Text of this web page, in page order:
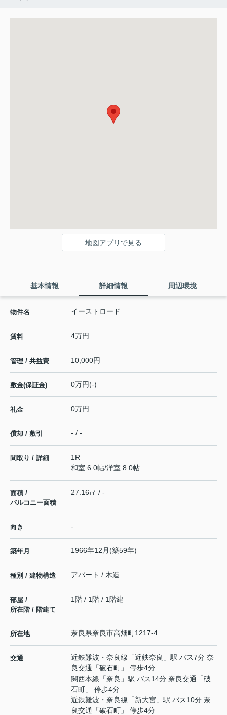
地図アプリで見る
基本情報 詳細情報 周辺環境
物件名 イーストロード
賃料 4万円
管理 / 共益費 10,000円
敷金(保証金) 0万円(-)
礼金 0万円
償却 / 敷引 - / -
間取り / 詳細
1R
和室 6.0帖/洋室 8.0帖
面積 /
バルコニー面積
27.16㎡ / -
向き -
築年月 1966年12月(築59年)
種別 / 建物構造 アパート / 木造
部屋 /
所在階 / 階建て
1階 / 1階 / 1階建
所在地 奈良県奈良市高畑町1217-4
交通 近鉄難波・奈良線 「近鉄奈良 」駅 バス7分 奈
良交通「破石町」 停歩4分
関西本線 「奈良 」駅 バス14分 奈良交通「破
石町」 停歩4分
近鉄難波・奈良線 「新大宮 」駅 バス10分 奈
良交通「破石町」 停歩4分